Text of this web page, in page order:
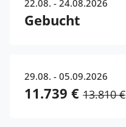
22.08. - 24.08.2026
Gebucht
29.08. - 05.09.2026
11.739 € 13.810 €